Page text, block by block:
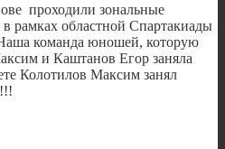
проходили зональные
рамках областной Спартакиады
команда юношей, которую
и Каштанов Егор заняла
Колотилов Максим занял